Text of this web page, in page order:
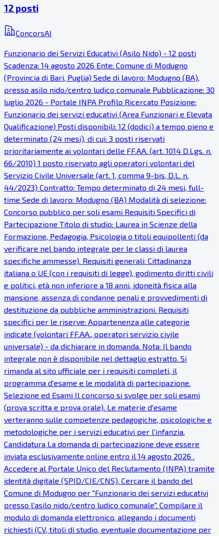
12 posti
ConcorsAI
Funzionario dei Servizi Educativi (Asilo Nido) - 12 posti
Scadenza: 14 agosto 2026 Ente: Comune di Modugno
(Provincia di Bari, Puglia) Sede di lavoro: Modugno (BA),
presso asilo nido/centro ludico comunale Pubblicazione: 30
luglio 2026 - Portale INPA Profilo Ricercato Posizione:
Funzionario dei servizi educativi (Area Funzionari e Elevata
Qualificazione) Posti disponibili: 12 (dodici) a tempo pieno e
determinato (24 mesi), di cui: 3 posti riservati
prioritariamente ai volontari delle FF.AA. (art. 1014 D.Lgs. n.
66/2010) 1 posto riservato agli operatori volontari del
Servizio Civile Universale (art. 1, comma 9-bis, D.L. n.
44/2023) Contratto: Tempo determinato di 24 mesi, full-
time Sede di lavoro: Modugno (BA) Modalità di selezione:
Concorso pubblico per soli esami Requisiti Specifici di
Partecipazione Titolo di studio: Laurea in Scienze della
Formazione, Pedagogia, Psicologia o titoli equipollenti (da
verificare nel bando integrale per le classi di laurea
specifiche ammesse). Requisiti generali: Cittadinanza
italiana o UE (con i requisiti di legge), godimento diritti civili
e politici, età non inferiore a 18 anni, idoneità fisica alla
mansione, assenza di condanne penali e provvedimenti di
destituzione da pubbliche amministrazioni. Requisiti
specifici per le riserve: Appartenenza alle categorie
indicate (volontari FF.AA., operatori servizio civile
universale) - da dichiarare in domanda. Nota: Il bando
integrale non è disponibile nel dettaglio estratto. Si
rimanda al sito ufficiale per i requisiti completi, il
programma d'esame e le modalità di partecipazione.
Selezione ed Esami Il concorso si svolge per soli esami
(prova scritta e prova orale). Le materie d'esame
verteranno sulle competenze pedagogiche, psicologiche e
metodologiche per i servizi educativi per l'infanzia.
Candidatura La domanda di partecipazione deve essere
inviata esclusivamente online entro il 14 agosto 2026 .
Accedere al Portale Unico del Reclutamento (INPA) tramite
identità digitale (SPID/CIE/CNS). Cercare il bando del
Comune di Modugno per "Funzionario dei servizi educativi
presso l'asilo nido/centro ludico comunale". Compilare il
modulo di domanda elettronico, allegando i documenti
richiesti (CV, titoli di studio, eventuale documentazione per